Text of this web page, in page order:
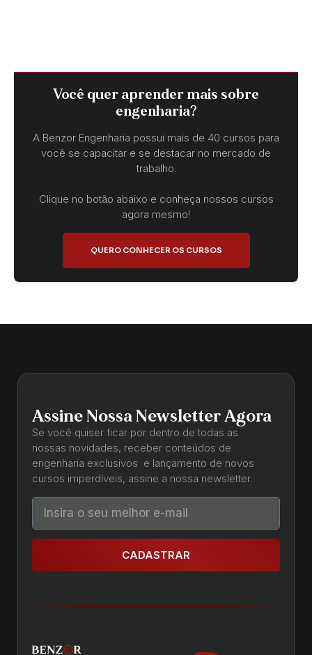
Você quer aprender mais sobre
engenharia?
A Benzor Engenharia possui mais de 40 cursos para
você se capacitar e se destacar no mercado de
trabalho.
Clique no botão abaixo e conheça nossos cursos
agora mesmo!
QUERO CONHECER OS CURSOS
Assine Nossa Newsletter Agora
Se você quiser ficar por dentro de todas as
nossas novidades, receber conteúdos de
engenharia exclusivos e lançamento de novos
cursos imperdíveis, assine a nossa newsletter.
CADASTRAR